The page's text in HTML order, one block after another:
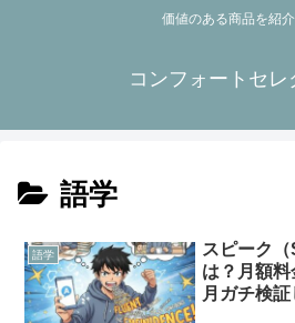
価値のある商品を紹
コンフォートセレ
語学
語学
スピーク
は？月額
月ガチ検